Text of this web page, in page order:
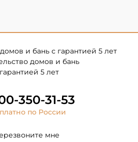
домов и бань
5 лет
350-31-53
по России
мне